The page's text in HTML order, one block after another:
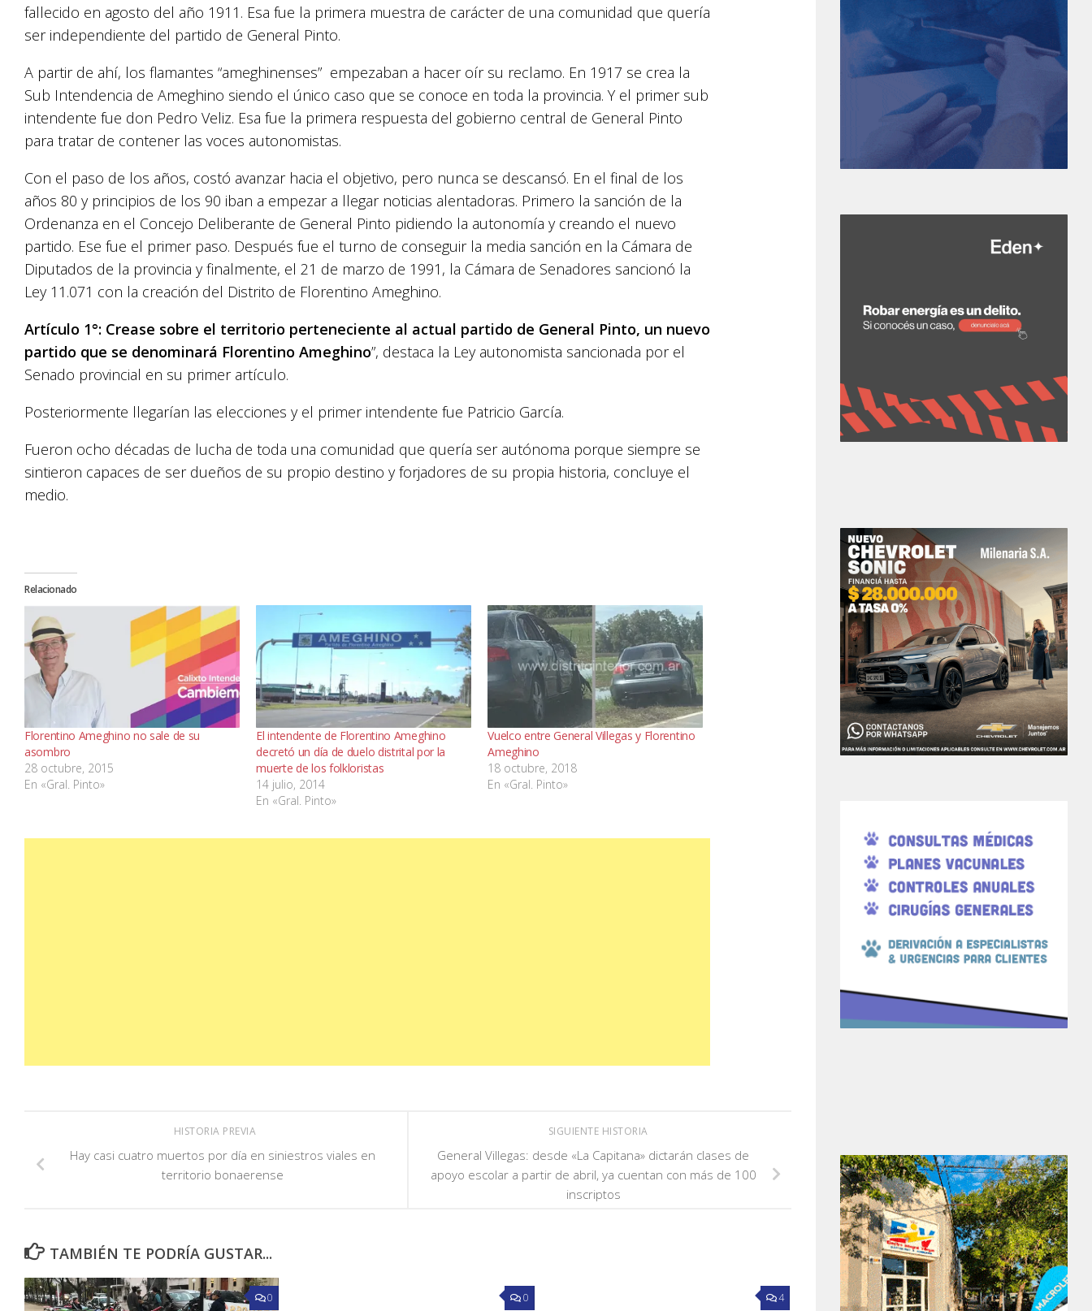
fallecido en agosto del año 1911. Esa fue la primera muestra de carácter de una comunidad que quería
ser independiente del partido de General Pinto.
A partir de ahí, los flamantes “ameghinenses” empezaban a hacer oír su reclamo. En 1917 se crea la
Sub Intendencia de Ameghino siendo el único caso que se conoce en toda la provincia. Y el primer sub
intendente fue don Pedro Veliz. Esa fue la primera respuesta del gobierno central de General Pinto
para tratar de contener las voces autonomistas.
Con el paso de los años, costó avanzar hacia el objetivo, pero nunca se descansó. En el final de los
años 80 y principios de los 90 iban a empezar a llegar noticias alentadoras. Primero la sanción de la
Ordenanza en el Concejo Deliberante de General Pinto pidiendo la autonomía y creando el nuevo
partido. Ese fue el primer paso. Después fue el turno de conseguir la media sanción en la Cámara de
Diputados de la provincia y finalmente, el 21 de marzo de 1991, la Cámara de Senadores sancionó la
Ley 11.071 con la creación del Distrito de Florentino Ameghino.
Artículo 1°: Crease sobre el territorio perteneciente al actual partido de General Pinto, un nuevo
partido que se denominará Florentino Ameghino”, destaca la Ley autonomista sancionada por el
Senado provincial en su primer artículo.
Posteriormente llegarían las elecciones y el primer intendente fue Patricio García.
Fueron ocho décadas de lucha de toda una comunidad que quería ser autónoma porque siempre se
sintieron capaces de ser dueños de su propio destino y forjadores de su propia historia, concluye el
medio.
Relacionado
Florentino Ameghino no sale de su
asombro
28 octubre, 2015
En «Gral. Pinto»
El intendente de Florentino Ameghino
decretó un día de duelo distrital por la
muerte de los folkloristas
14 julio, 2014
En «Gral. Pinto»
Vuelco entre General Villegas y Florentino
Ameghino
18 octubre, 2018
En «Gral. Pinto»
SIGUIENTE HISTORIA
General Villegas: desde «La Capitana» dictarán clases de
apoyo escolar a partir de abril, ya cuentan con más de 100
inscriptos
HISTORIA PREVIA
Hay casi cuatro muertos por día en siniestros viales en
territorio bonaerense
TAMBIÉN TE PODRÍA GUSTAR...
0 0 4